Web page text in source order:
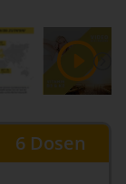
6 Dosen